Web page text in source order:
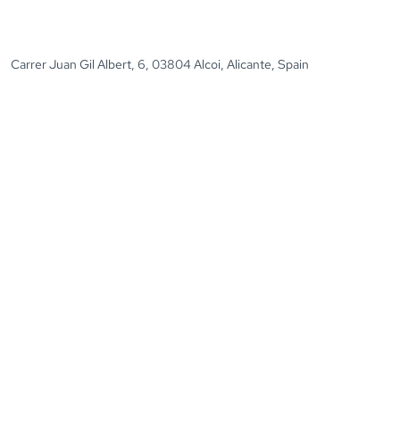
Carrer Juan Gil Albert, 6, 03804 Alcoi, Alicante, Spain